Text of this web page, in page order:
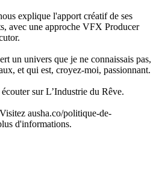
explique l'apport créatif de ses
avec une approche VFX Producer
un univers que je ne connaissais pas,
et qui est, croyez-moi, passionnant.
sur L’Industrie du Rêve.
ausha.co/politique-de-
d'informations.